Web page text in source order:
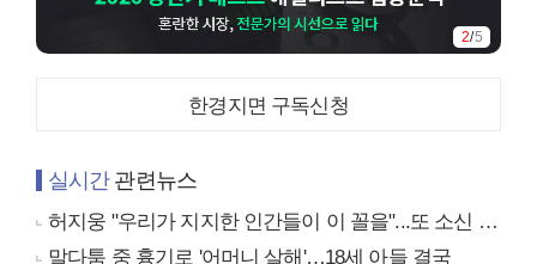
2/5
한경지면 구독신청
실시간관련뉴스
허지웅 "우리가 지지한 인간들이 이 꼴을"...또 소신 발언
말다툼 중 흉기로 '어머니 살해'…18세 아들 결국